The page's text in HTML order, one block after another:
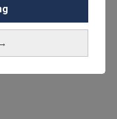
cookie-policy
för dessa syften:
anpassning av